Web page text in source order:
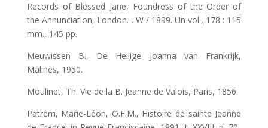
Records of Blessed Jane, Foundress of the Order of
the Annunciation, London… W / 1899. Un vol., 178 : 115
mm., 145 pp.
Meuwissen B., De Heilige Joanna van Frankrijk,
Malines, 1950.
Moulinet, Th. Vie de la B. Jeanne de Valois, Paris, 1856.
Patrem, Marie-Léon, O.F.M., Histoire de sainte Jeanne